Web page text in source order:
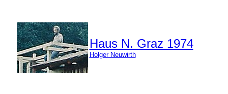
Haus N. Graz 1974
Holger Neuwirth